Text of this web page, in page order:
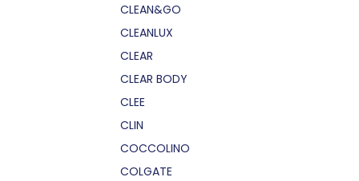
CLEAN&GO
CLEANLUX
CLEAR
CLEAR BODY
CLEE
CLIN
COCCOLINO
COLGATE